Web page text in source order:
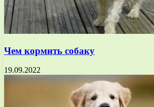
Чем кормить собаку
19.09.2022